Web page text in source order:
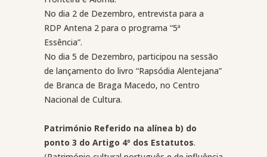
No dia 2 de Dezembro, entrevista para a
RDP Antena 2 para o programa “5ª
Essência”.
No dia 5 de Dezembro, participou na sessão
de lançamento do livro “Rapsódia Alentejana”
de Branca de Braga Macedo, no Centro
Nacional de Cultura.
Património Referido na alínea b) do
ponto 3 do Artigo 4º dos Estatutos.